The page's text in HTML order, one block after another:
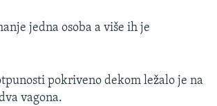
jedna osoba a više ih je
pokriveno dekom ležalo je na
vagona.